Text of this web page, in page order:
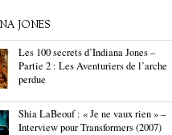
JONES
Les 100 secrets d’Indiana Jones –
Partie 2 : Les Aventuriers de l’arche
perdue
Shia LaBeouf : « Je ne vaux rien » –
Interview pour Transformers (2007)